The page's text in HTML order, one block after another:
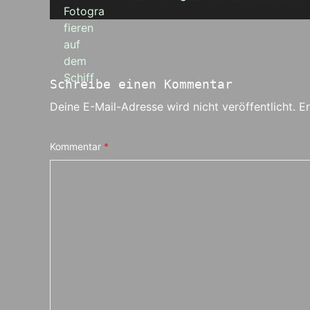
Schreibe einen Kommentar
Deine E-Mail-Adresse wird nicht veröffentlicht.
Kommentar *